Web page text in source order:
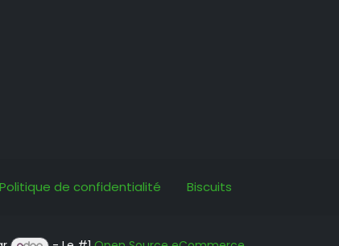
Politique de confidentialité Biscuits